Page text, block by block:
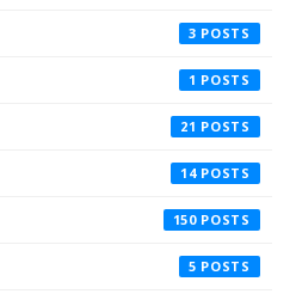
3
1
21
14
150
5